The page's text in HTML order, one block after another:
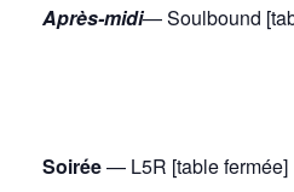
Après-midi— Soulbound
Soirée— L5R [table fermée]